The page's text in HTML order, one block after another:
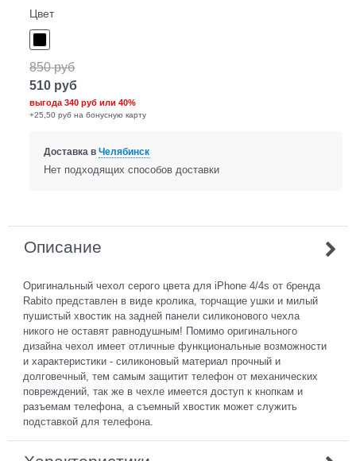
Цвет
850 руб
510 руб
выгода340 руб или40%
+25,50 руб на бонусную карту
Доставка в Челябинск
Нет подходящих способов доставки
Описание
Оригинальный чехол серого цвета для iPhone 4/4s от бренда
Rabito представлен в виде кролика, торчащие ушки и милый
пушистый хвостик на задней панели силиконового чехла
никого не оставят равнодушным! Помимо оригинального
дизайна чехол имеет отличные функциональные возможности
и характеристики - силиконовый материал прочный и
долговечный, тем самым защитит телефон от механических
повреждений, так же в чехле имеется доступ к кнопкам и
разъемам телефона, а съемный хвостик может служить
подставкой для телефона.